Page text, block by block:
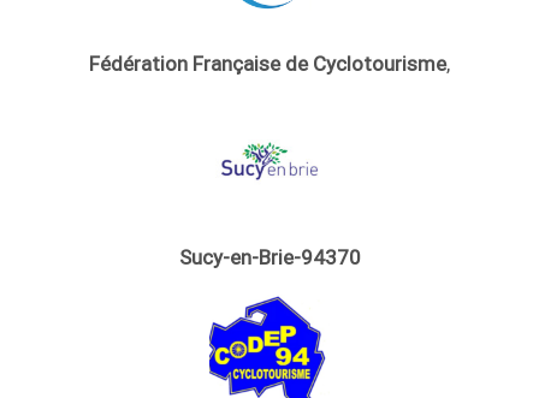
Fédération Française de Cyclotourisme,
Sucy-en-Brie-94370